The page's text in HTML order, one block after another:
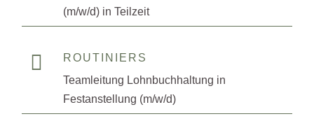
(m/w/d) in Teilzeit

ROUTINIERS
Teamleitung Lohnbuchhaltung in
Festanstellung (m/w/d)